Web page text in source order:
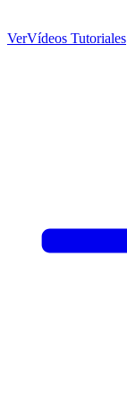
VerVídeos Tutoriales